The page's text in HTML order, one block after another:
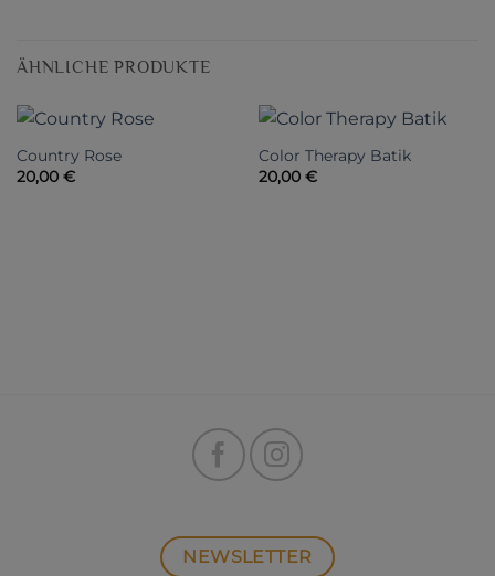
ÄHNLICHE PRODUKTE
Country Rose
20,00 €
Color Therapy Batik
20,00 €
NEWSLETTER